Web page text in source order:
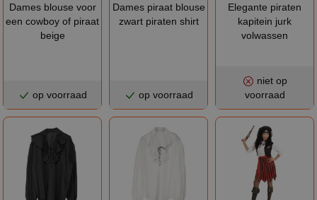
Dames blouse voor
een cowboy of piraat
beige
op voorraad
Dames piraat blouse
zwart piraten shirt
op voorraad
Elegante piraten
kapitein jurk
volwassen
niet op
voorraad